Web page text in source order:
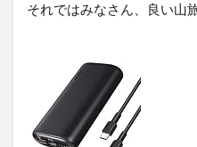
それではみなさん、良い山